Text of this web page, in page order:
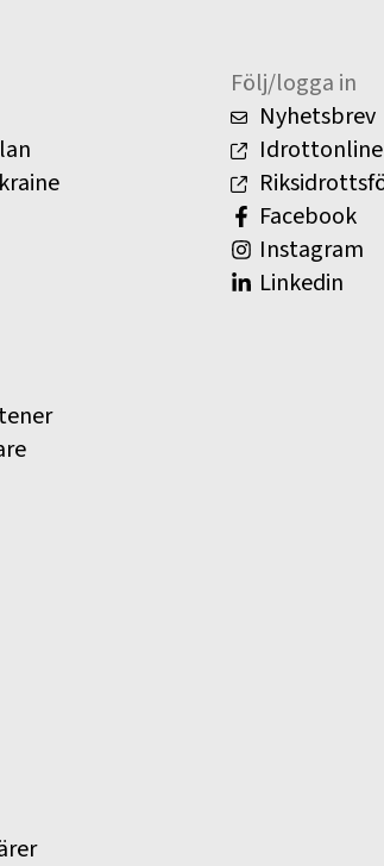
Följ/logga in
Nyhetsbrev
Idrottonline
Facebook
Instagram
Linkedin